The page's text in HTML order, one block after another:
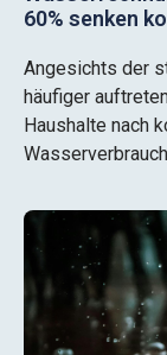
60% senken
Angesichts der
häufiger
Haushalte nach